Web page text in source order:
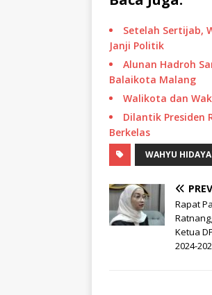
Setelah Sertijab,
Janji Politik
Alunan Hadroh
Balaikota Malang
Walikota dan
Dilantik Presiden
Berkelas
WAHYU
Rapat
Ketua
2024-